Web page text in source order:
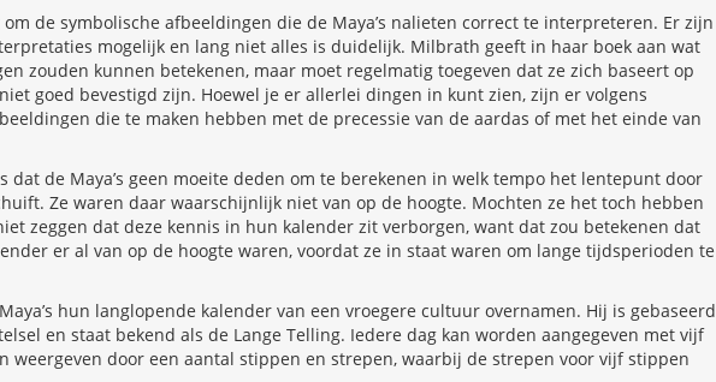
de symbolische afbeeldingen die de Maya’s nalieten correct te interpreteren. Er zijn
mogelijk en lang niet alles is duidelijk. Milbrath geeft in haar boek aan wat
zouden kunnen betekenen, maar moet regelmatig toegeven dat ze zich baseert op
goed bevestigd zijn. Hoewel je er allerlei dingen in kunt zien, zijn er volgens
die te maken hebben met de precessie van de aardas of met het einde van
dat de Maya’s geen moeite deden om te berekenen in welk tempo het lentepunt door
Ze waren daar waarschijnlijk niet van op de hoogte. Mochten ze het toch hebben
zeggen dat deze kennis in hun kalender zit verborgen, want dat zou betekenen dat
er al van op de hoogte waren, voordat ze in staat waren om lange tijdsperioden te
hun langlopende kalender van een vroegere cultuur overnamen. Hij is gebaseerd
en staat bekend als de Lange Telling. Iedere dag kan worden aangegeven met vijf
weergeven door een aantal stippen en strepen, waarbij de strepen voor vijf stippen